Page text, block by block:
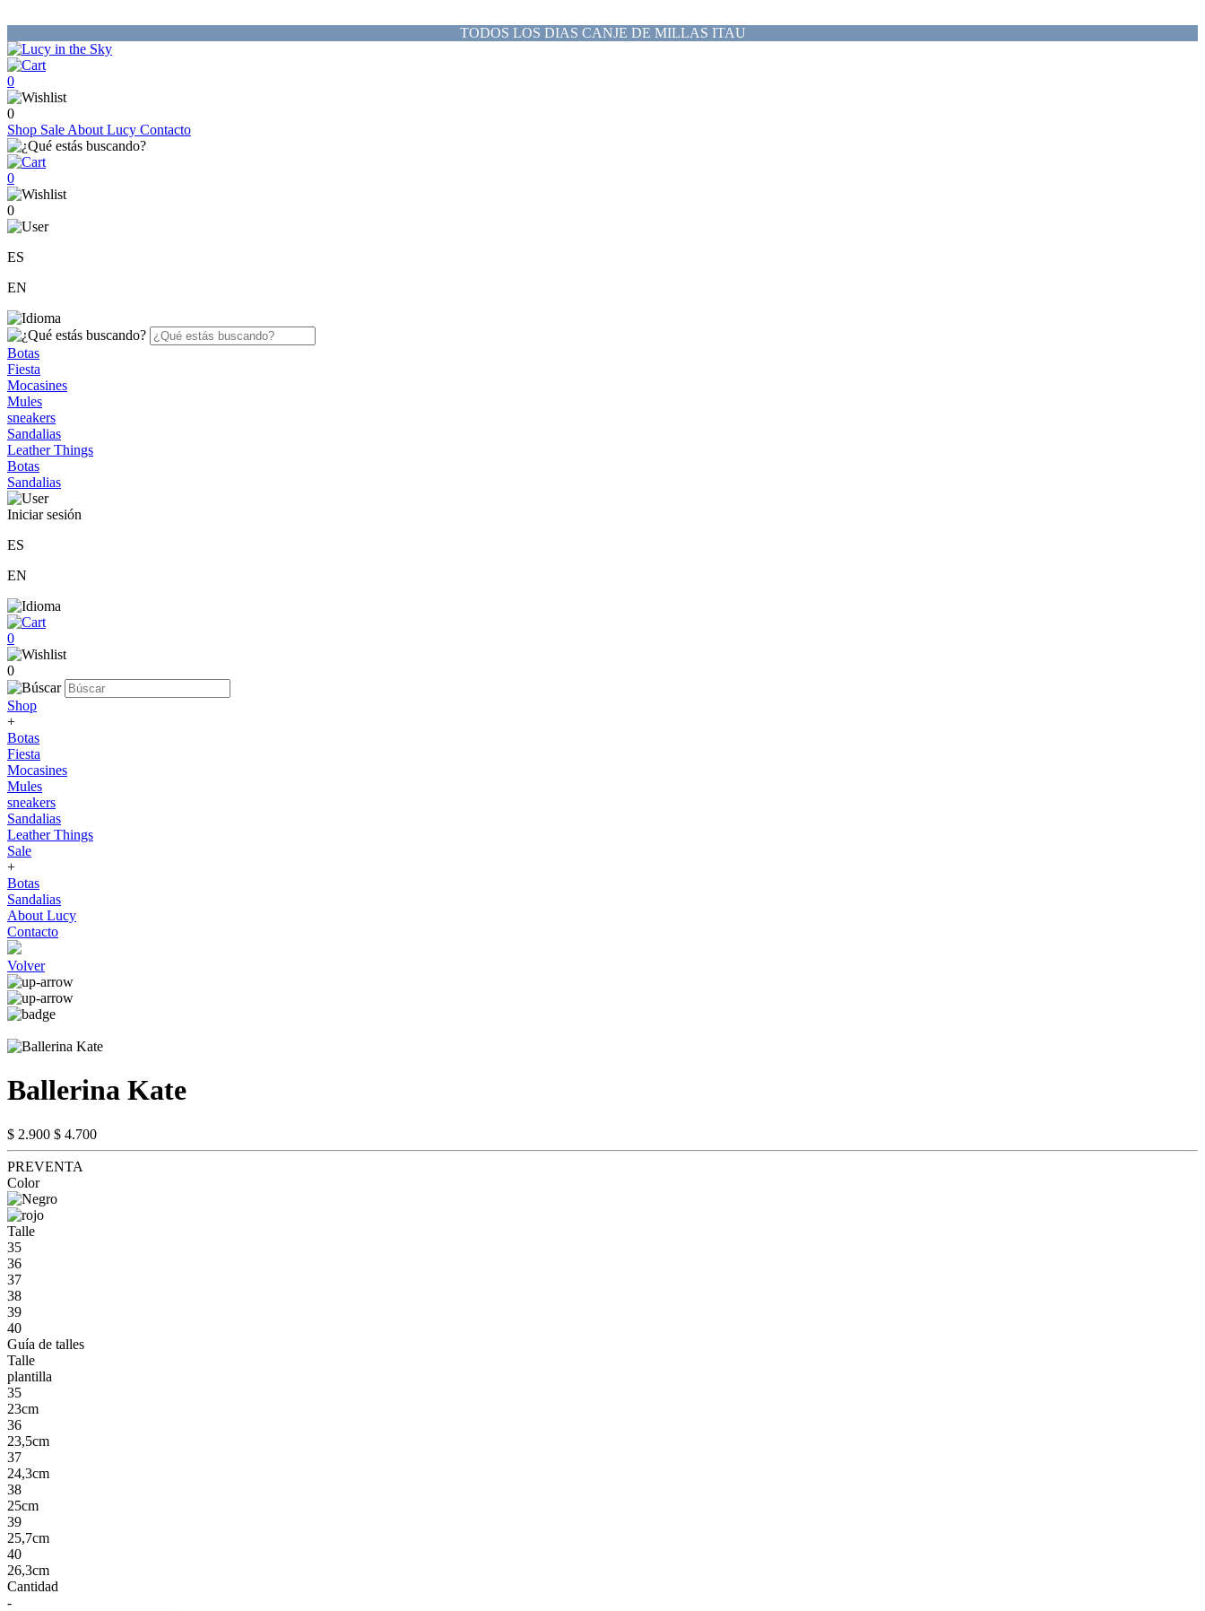
TODOS LOS DIAS CANJE DE MILLAS ITAU
0
0
Shop Sale About Lucy Contacto
0
0
ES
EN
Botas
Fiesta
Mocasines
Mules
sneakers
Sandalias
Leather Things
Botas
Sandalias
Iniciar sesión
ES
EN
0
0
Shop
+
Botas
Fiesta
Mocasines
Mules
sneakers
Sandalias
Leather Things
Sale
+
Botas
Sandalias
About Lucy
Contacto
Volver
Ballerina Kate
$ 2.900 $ 4.700
PREVENTA
Color
Talle
35
36
37
38
39
40
Guía de talles
Talle
plantilla
35
23cm
36
23,5cm
37
24,3cm
38
25cm
39
25,7cm
40
26,3cm
Cantidad
-